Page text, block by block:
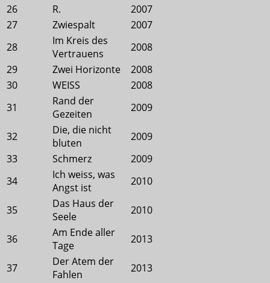
26
R.
2007
27
Zwiespalt
2007
28
Im Kreis des
Vertrauens
2008
29
Zwei Horizonte
2008
30
WEISS
2008
31
Rand der
Gezeiten
2009
32
Die, die nicht
bluten
2009
33
Schmerz
2009
34
Ich weiss, was
Angst ist
2010
35
Das Haus der
Seele
2010
36
Am Ende aller
Tage
2013
37
Der Atem der
Fahlen
2013